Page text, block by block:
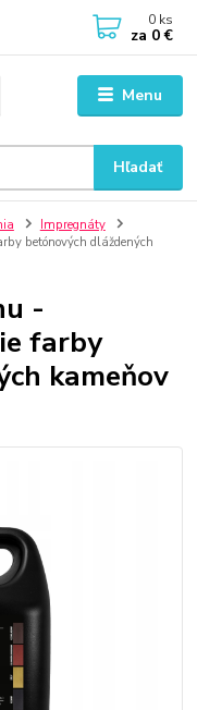
Menu
Hľadať
0 ks
za 0 €
Impregnáty
betónových dláždených
-
farby
kameňov